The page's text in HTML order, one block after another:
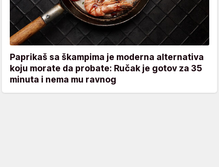
Paprikaš sa škampima je moderna alternativa
koju morate da probate: Ručak je gotov za 35
minuta i nema mu ravnog